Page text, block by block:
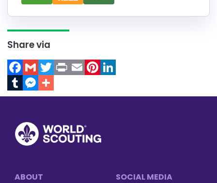
Share via
Facebook
GmailTwitter
TumblrMessenger
Footer
ABOUT SOCIAL MEDIA